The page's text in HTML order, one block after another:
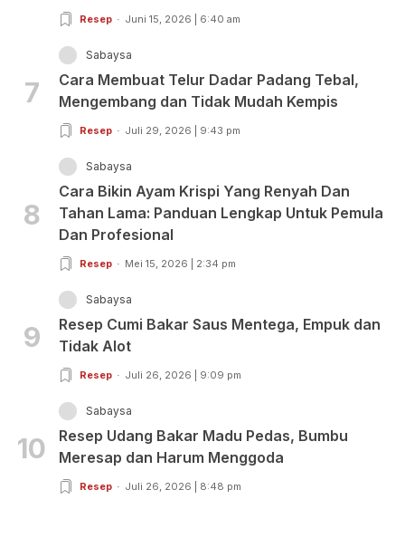
Resep Juni 15, 2026 | 6:40 am
7
Sabaysa
Cara Membuat Telur Dadar Padang Tebal,
Mengembang dan Tidak Mudah Kempis
Resep Juli 29, 2026 | 9:43 pm
8
Sabaysa
Cara Bikin Ayam Krispi Yang Renyah Dan
Tahan Lama: Panduan Lengkap Untuk Pemula
Dan Profesional
Resep Mei 15, 2026 | 2:34 pm
9
Sabaysa
Resep Cumi Bakar Saus Mentega, Empuk dan
Tidak Alot
Resep Juli 26, 2026 | 9:09 pm
10
Sabaysa
Resep Udang Bakar Madu Pedas, Bumbu
Meresap dan Harum Menggoda
Resep Juli 26, 2026 | 8:48 pm